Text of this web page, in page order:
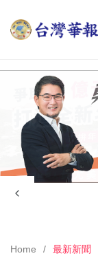
Home 最新新聞